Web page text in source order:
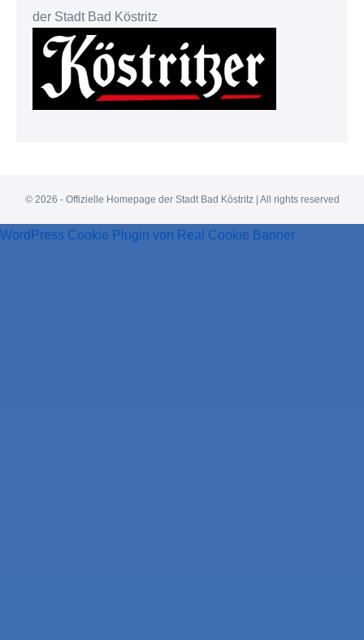
der Stadt Bad Köstritz
© 2026 - Offizielle Homepage der Stadt Bad Köstritz | All rights reserved
WordPress Cookie Plugin von Real Cookie Banner